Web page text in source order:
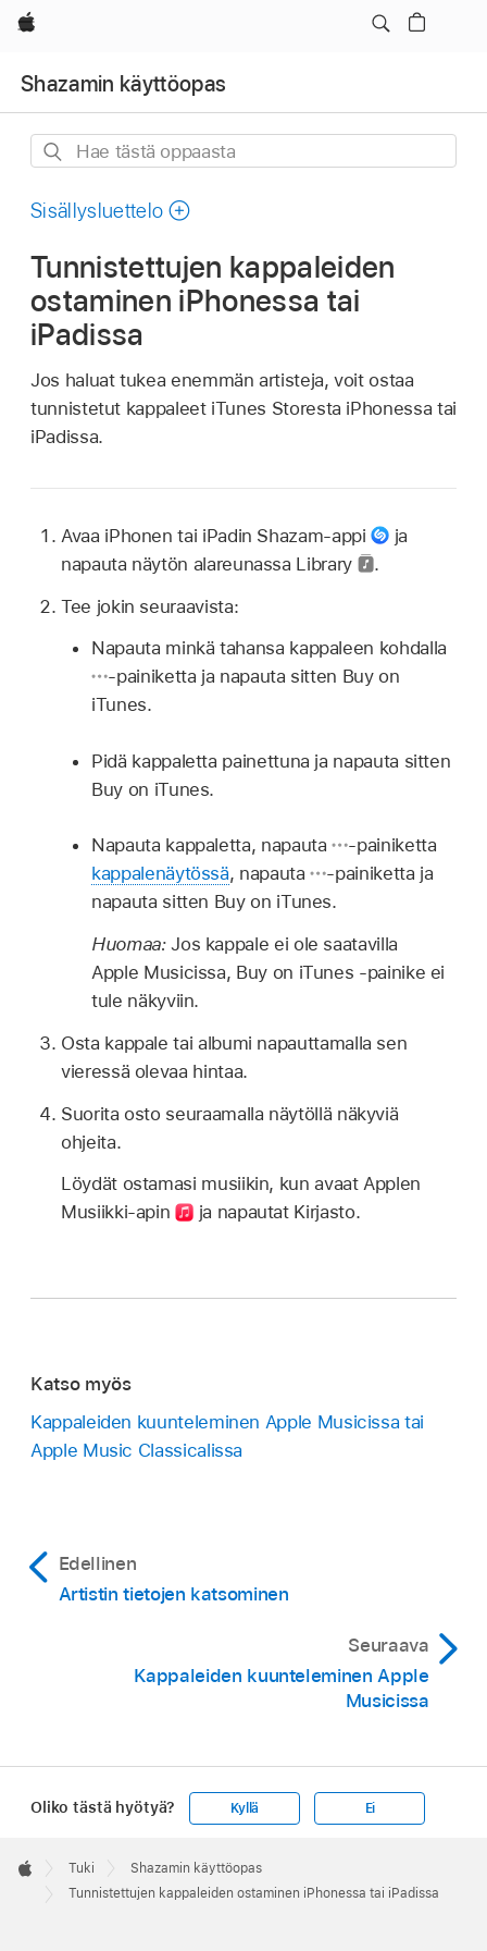
Apple
Shazamin käyttöopas
Hae
oppaasta
Sisällysluettelo
Tunnistettujen kappaleiden
ostaminen iPhonessa tai
iPadissa
Jos haluat tukea enemmän artisteja, voit ostaa
tunnistetut kappaleet iTunes Storesta iPhonessa tai
iPadissa.
Avaa iPhonen tai iPadin Shazam-appi
ja
napauta näytön alareunassa Library
.
Tee jokin seuraavista:
Napauta minkä tahansa kappaleen kohdalla
-painiketta ja napauta sitten Buy on
iTunes.
Pidä kappaletta painettuna ja napauta sitten
Buy on iTunes.
Napauta kappaletta, napauta
-painiketta
kappalenäytössä, napauta
-painiketta ja
napauta sitten Buy on iTunes.
Huomaa:Jos kappale ei ole saatavilla
Apple Musicissa, Buy on iTunes -painike ei
tule näkyviin.
Osta kappale tai albumi napauttamalla sen
vieressä olevaa hintaa.
Suorita osto seuraamalla näytöllä näkyviä
ohjeita.
Löydät ostamasi musiikin, kun avaat Applen
Musiikki-apin
ja napautat Kirjasto.
Katso myös
Kappaleiden kuunteleminen Apple Musicissa tai
Apple Music Classicalissa
Edellinen
Artistin tietojen katsominen
Seuraava
Kappaleiden kuunteleminen Apple
Musicissa
Oliko tästä hyötyä? Kyllä Ei
Footer

Apple
Tuki
Shazamin käyttöopas
Tunnistettujen kappaleiden ostaminen iPhonessa tai iPadissa